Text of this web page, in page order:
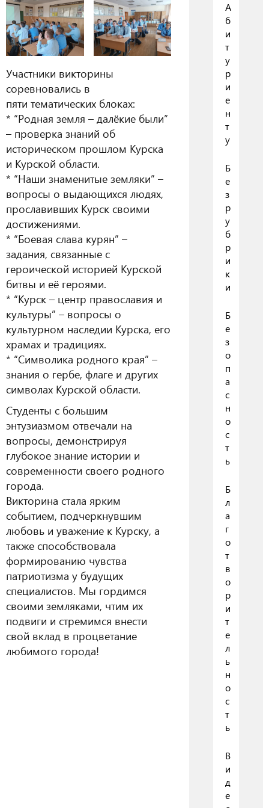
Участники викторины
соревновались в
пяти тематических блоках:
* “Родная земля – далёкие были”
– проверка знаний об
историческом прошлом Курска
и Курской области.
* “Наши знаменитые земляки” –
вопросы о выдающихся людях,
прославивших Курск своими
достижениями.
* “Боевая слава курян” –
задания, связанные с
героической историей Курской
битвы и её героями.
* “Курск – центр православия и
культуры” – вопросы о
культурном наследии Курска, его
храмах и традициях.
* “Символика родного края” –
знания о гербе, флаге и других
символах Курской области.
Студенты с большим
энтузиазмом отвечали на
вопросы, демонстрируя
глубокое знание истории и
современности своего родного
города.
Викторина стала ярким
событием, подчеркнувшим
любовь и уважение к Курску, а
также способствовала
формированию чувства
патриотизма у будущих
специалистов. Мы гордимся
своими земляками, чтим их
подвиги и стремимся внести
свой вклад в процветание
любимого города!
А
б
и
т
у
р
и
е
н
т
у
Б
е
з
р
у
б
р
и
к
и
Б
е
з
о
п
а
с
н
о
с
т
ь
Б
л
а
г
о
т
в
о
р
и
т
е
л
ь
н
о
с
т
ь
В
и
д
е